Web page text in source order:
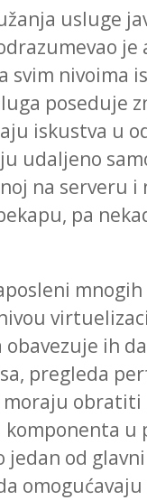
usluge
svim nivoima
poseduje
iskustva u
udaljeno
na serveru
pa
obavezuje ih
pregleda
obratiti
u
jedan od